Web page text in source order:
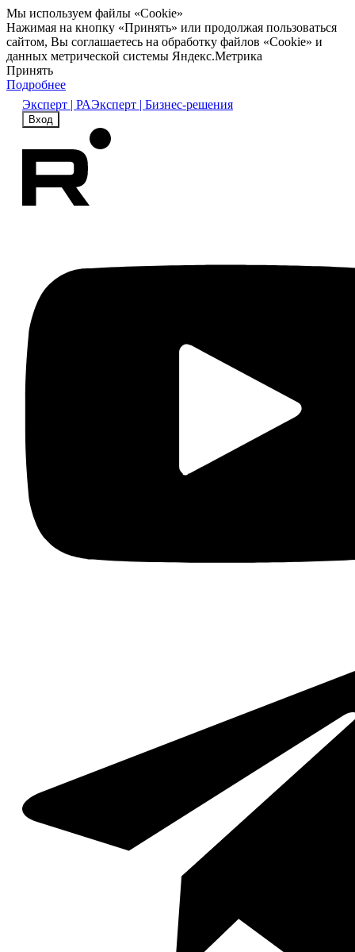
Мы используем файлы «Cookie»
Нажимая на кнопку «Принять» или продолжая пользоваться
сайтом, Вы соглашаетесь на обработку файлов «Cookie» и
данных метрической системы Яндекс.Метрика
Принять
Подробнее
Эксперт | РАЭксперт | Бизнес-решения
Вход